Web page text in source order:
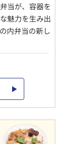
当が、容器を
魅力を生み出
内弁当の新し